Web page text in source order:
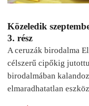
Közeledik
3. rész
A ceruzák birodalma
célszerű cipőkig
birodalmában
elmaradhatatlan